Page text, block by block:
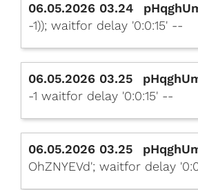
06.05.2026 03.24
-1)); waitfor delay '0:0:15' --
06.05.2026 03.25
-1 waitfor delay '0:0:15' --
06.05.2026 03.25
OhZNYEVd'; waitfor delay